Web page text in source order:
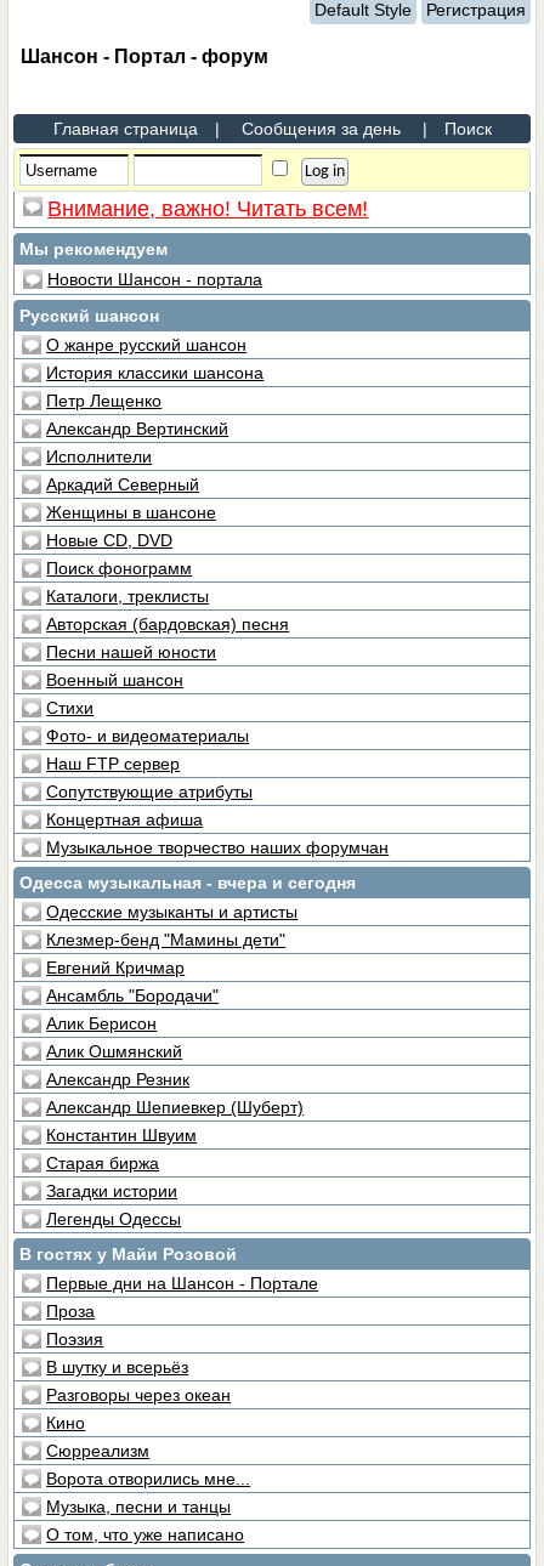
Default Style Регистрация
Шансон - Портал - форум
Главная страница | Сообщения за день | Поиск
Внимание, важно! Читать всем!
Мы рекомендуем
Новости Шансон - портала
Русский шансон
О жанре русский шансон
История классики шансона
Петр Лещенко
Александр Вертинский
Исполнители
Аркадий Северный
Женщины в шансоне
Новые CD, DVD
Поиск фонограмм
Каталоги, треклисты
Авторская (бардовская) песня
Песни нашей юности
Военный шансон
Стихи
Фото- и видеоматериалы
Наш FTP сервер
Сопутствующие атрибуты
Концертная афиша
Музыкальное творчество наших форумчан
Одесса музыкальная - вчера и сегодня
Одесские музыканты и артисты
Клезмер-бенд "Мамины дети"
Евгений Кричмар
Ансамбль "Бородачи"
Алик Берисон
Алик Ошмянский
Александр Резник
Александр Шепиевкер (Шуберт)
Константин Швуим
Старая биржа
Загадки истории
Легенды Одессы
В гостях у Майи Розовой
Первые дни на Шансон - Портале
Проза
Поэзия
В шутку и всерьёз
Разговоры через океан
Кино
Сюрреализм
Ворота отворились мне...
Музыка, песни и танцы
О том, что уже написано